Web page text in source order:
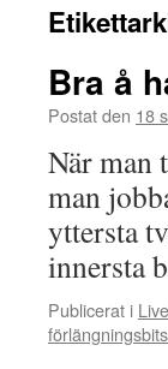
Bra å
Postat den 18
När man
man
yttersta
innersta
Publicerat i